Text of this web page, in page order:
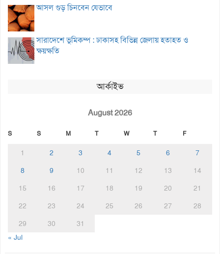
আসল গুড় চিনবেন যেভাবে
সারাদেশে ভূমিকম্প : ঢাকাসহ বিভিন্ন জেলায় হতাহত ও
ক্ষয়ক্ষতি
আর্কাইভ
August 2026
S S M T W T F
1 2 3 4 5 6
7
8
9 10 11 12 13
14
15
16 17 18 19 20
21
22
23 24 25 26 27
28
29
30
31
« Jul